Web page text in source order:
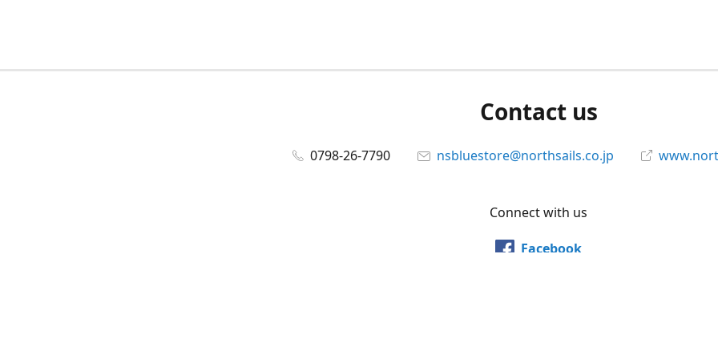
Contact us
0798-26-7790 nsbluestore@northsails.co.jp
Connect with us
Facebook